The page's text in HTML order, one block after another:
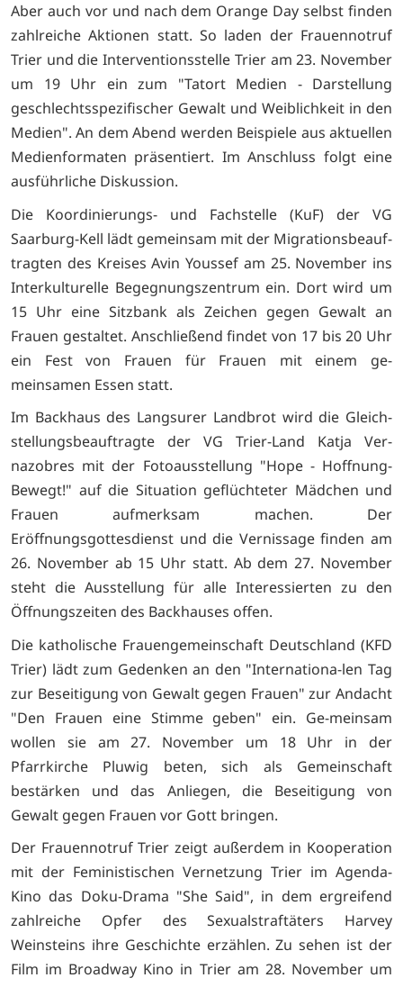
Aber auch vor und nach dem Orange Day selbst finden
zahlreiche Aktionen statt. So laden der Frauennotruf
Trier und die Interventionsstelle Trier am 23. November
um 19 Uhr ein zum "Tatort Medien - Darstellung
geschlechtsspezifischer Gewalt und Weiblichkeit in den
Medien". An dem Abend werden Beispiele aus aktuellen
Medienformaten präsentiert. Im Anschluss folgt eine
ausführliche Diskussion.
Die Koordinierungs- und Fachstelle (KuF) der VG
Saarburg-Kell lädt gemeinsam mit der Migrationsbeauf-
tragten des Kreises Avin Youssef am 25. November ins
Interkulturelle Begegnungszentrum ein. Dort wird um
15 Uhr eine Sitzbank als Zeichen gegen Gewalt an
Frauen gestaltet. Anschließend findet von 17 bis 20 Uhr
ein Fest von Frauen für Frauen mit einem ge-
meinsamen Essen statt.
Im Backhaus des Langsurer Landbrot wird die Gleich-
stellungsbeauftragte der VG Trier-Land Katja Ver-
nazobres mit der Fotoausstellung "Hope - Hoffnung-
Bewegt!" auf die Situation geflüchteter Mädchen und
Frauen aufmerksam machen. Der
Eröffnungsgottesdienst und die Vernissage finden am
26. November ab 15 Uhr statt. Ab dem 27. November
steht die Ausstellung für alle Interessierten zu den
Öffnungszeiten des Backhauses offen.
Die katholische Frauengemeinschaft Deutschland (KFD
Trier) lädt zum Gedenken an den "Internationa-len Tag
zur Beseitigung von Gewalt gegen Frauen" zur Andacht
"Den Frauen eine Stimme geben" ein. Ge-meinsam
wollen sie am 27. November um 18 Uhr in der
Pfarrkirche Pluwig beten, sich als Gemeinschaft
bestärken und das Anliegen, die Beseitigung von
Gewalt gegen Frauen vor Gott bringen.
Der Frauennotruf Trier zeigt außerdem in Kooperation
mit der Feministischen Vernetzung Trier im Agenda-
Kino das Doku-Drama "She Said", in dem ergreifend
zahlreiche Opfer des Sexualstraftäters Harvey
Weinsteins ihre Geschichte erzählen. Zu sehen ist der
Film im Broadway Kino in Trier am 28. November um